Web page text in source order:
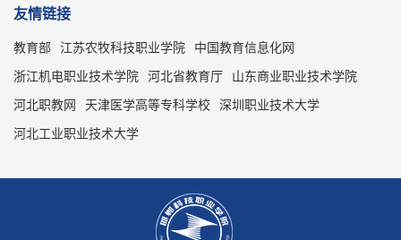
友情链接
教育部 江苏农牧科技职业学院 中国教育信息化网
浙江机电职业技术学院 河北省教育厅 山东商业职业技术学院
河北职教网 天津医学高等专科学校 深圳职业技术大学
河北工业职业技术大学